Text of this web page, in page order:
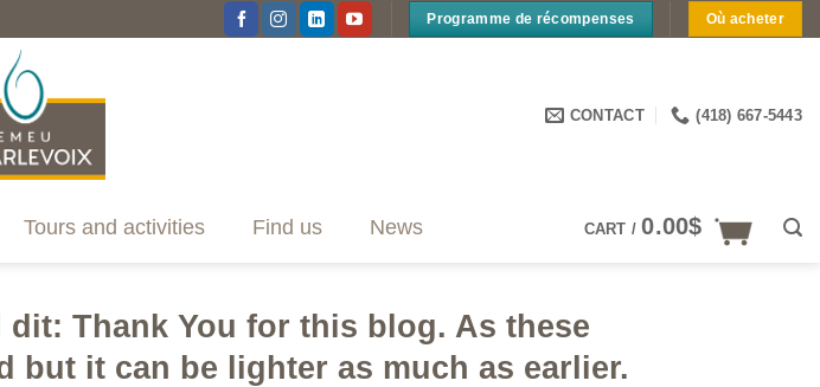
Programme de récompenses Où acheter
CONTACT (418) 667-5443
Tours and activities Find us News CART /0.00$
dit: Thank You for this blog. As these
but it can be lighter as much as earlier.